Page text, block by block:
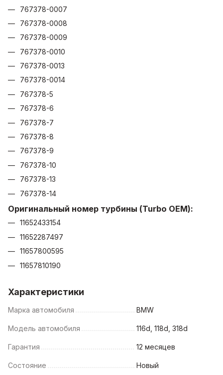
767378-0007
767378-0008
767378-0009
767378-0010
767378-0013
767378-0014
767378-5
767378-6
767378-7
767378-8
767378-9
767378-10
767378-13
767378-14
Оригинальный номер турбины (Turbo OEM):
11652433154
11652287497
11657800595
11657810190
Характеристики
Марка автомобиля BMW
Модель автомобиля 116d, 118d, 318d
Гарантия 12 месяцев
Состояние Новый